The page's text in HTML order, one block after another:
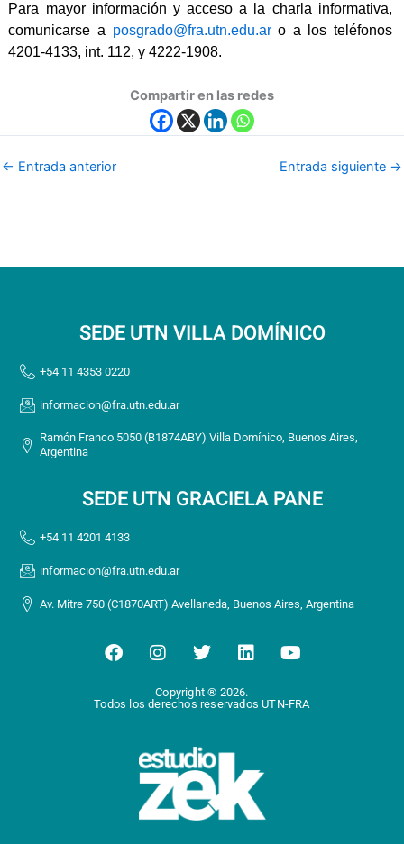
Para mayor información y acceso a la charla informativa,
comunicarse a posgrado@fra.utn.edu.aro a los teléfonos
4201-4133, int. 112, y 4222-1908.
Compartir en las redes
← Entrada anterior Entrada siguiente →
SEDE UTN VILLA DOMÍNICO
+54 11 4353 0220
informacion@fra.utn.edu.ar
Ramón Franco 5050 (B1874ABY) Villa Domínico, Buenos Aires,
Argentina
SEDE UTN GRACIELA PANE
+54 11 4201 4133
informacion@fra.utn.edu.ar
Av. Mitre 750 (C1870ART) Avellaneda, Buenos Aires, Argentina
F
a
e
I
n
s
t
r
a
m
T
w
i
t
r
L
i
k
n
Y
o
t
Copyright ® 2026.
Todos los derechos reservados UTN-FRA